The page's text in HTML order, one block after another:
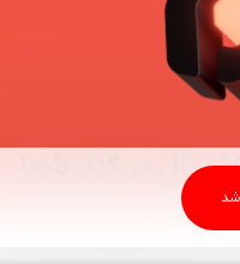
کنار شما
شما سرمایه است